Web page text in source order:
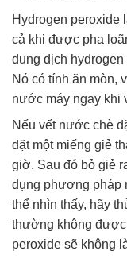
Hydrogen peroxide
cả khi được pha
dung dịch
Nó có tính ăn mòn,
nước máy ngay khi
Nếu vết nước chè
đặt một miếng giẻ
giờ. Sau đó bỏ giẻ
dụng phương pháp
thể nhìn thấy, hãy
thường không được
peroxide sẽ không